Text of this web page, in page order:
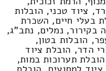
ציוד טכני, הובלות
בעלי חיים, השכרת
בקירור, נמלים, נתב"ג,
הובלות בטון,
הדר, הובלת ציוד
תערוכות במות,